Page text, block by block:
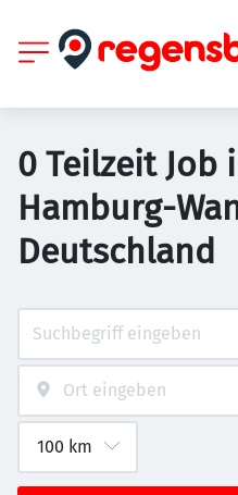
0 Teilzeit Job
Hamburg-
Deutschland